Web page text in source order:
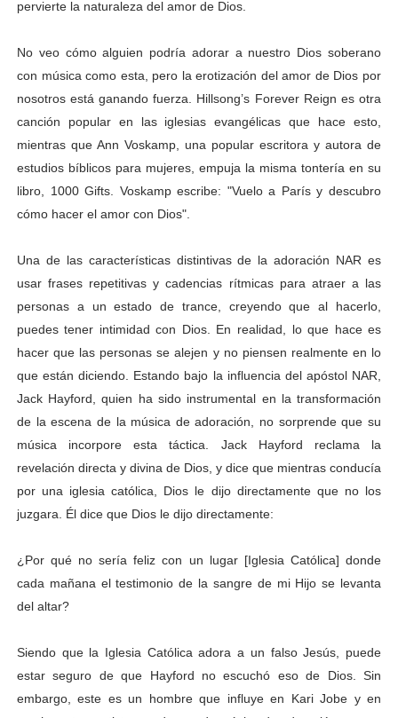
pervierte la naturaleza del amor de Dios.
No veo cómo alguien podría adorar a nuestro Dios soberano
con música como esta, pero la erotización del amor de Dios por
nosotros está ganando fuerza. Hillsong’s Forever Reign es otra
canción popular en las iglesias evangélicas que hace esto,
mientras que Ann Voskamp, ​​una popular escritora y autora de
estudios bíblicos para mujeres, empuja la misma tontería en su
libro, 1000 Gifts. Voskamp escribe: "Vuelo a París y descubro
cómo hacer el amor con Dios".
Una de las características distintivas de la adoración NAR es
usar frases repetitivas y cadencias rítmicas para atraer a las
personas a un estado de trance, creyendo que al hacerlo,
puedes tener intimidad con Dios. En realidad, lo que hace es
hacer que las personas se alejen y no piensen realmente en lo
que están diciendo. Estando bajo la influencia del apóstol NAR,
Jack Hayford, quien ha sido instrumental en la transformación
de la escena de la música de adoración, no sorprende que su
música incorpore esta táctica. Jack Hayford reclama la
revelación directa y divina de Dios, y dice que mientras conducía
por una iglesia católica, Dios le dijo directamente que no los
juzgara. Él dice que Dios le dijo directamente:
¿Por qué no sería feliz con un lugar [Iglesia Católica] donde
cada mañana el testimonio de la sangre de mi Hijo se levanta
del altar?
Siendo que la Iglesia Católica adora a un falso Jesús, puede
estar seguro de que Hayford no escuchó eso de Dios. Sin
embargo, este es un hombre que influye en Kari Jobe y en